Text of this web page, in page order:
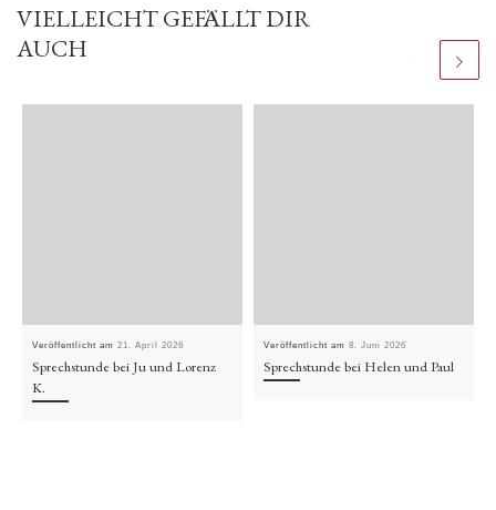
VIELLEICHT GEFÄLLT DIR
AUCH
Veröffentlicht am21. April 2026
Sprechstunde bei Ju und Lorenz
K.
Veröffentlicht am8. Juni 2026
Sprechstunde bei Helen und Paul